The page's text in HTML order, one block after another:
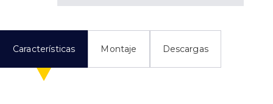
Características Montaje Descargas